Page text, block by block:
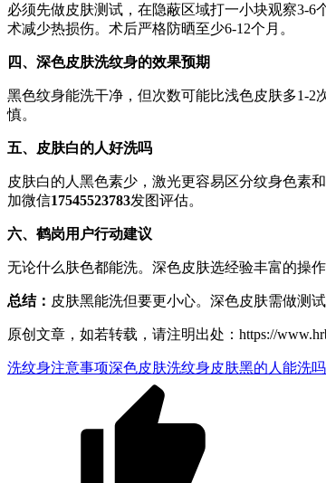
必须先做皮肤测试，在隐蔽区域打一小块观察3-6
术减少热损伤。术后严格防晒至少6-12个月。
四、深色皮肤洗纹身的效果预期
黑色纹身能洗干净，但次数可能比浅色皮肤多1-
慎。
五、皮肤白的人好洗吗
皮肤白的人黑色素少，激光更容易区分纹身色素
加微信17545523783发图评估。
六、鹤岗用户行动建议
无论什么肤色都能洗。深色皮肤选经验丰富的操
总结： 皮肤黑能洗但要更小心。深色皮肤需做测
原创文章，如若转载，请注明出处：https://
洗纹身注意事项深色皮肤洗纹身皮肤黑的人能洗吗